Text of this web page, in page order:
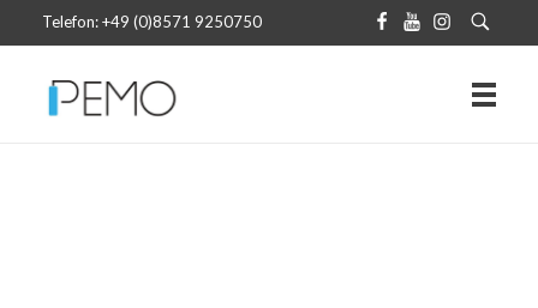
Telefon: +49 (0)8571 9250750